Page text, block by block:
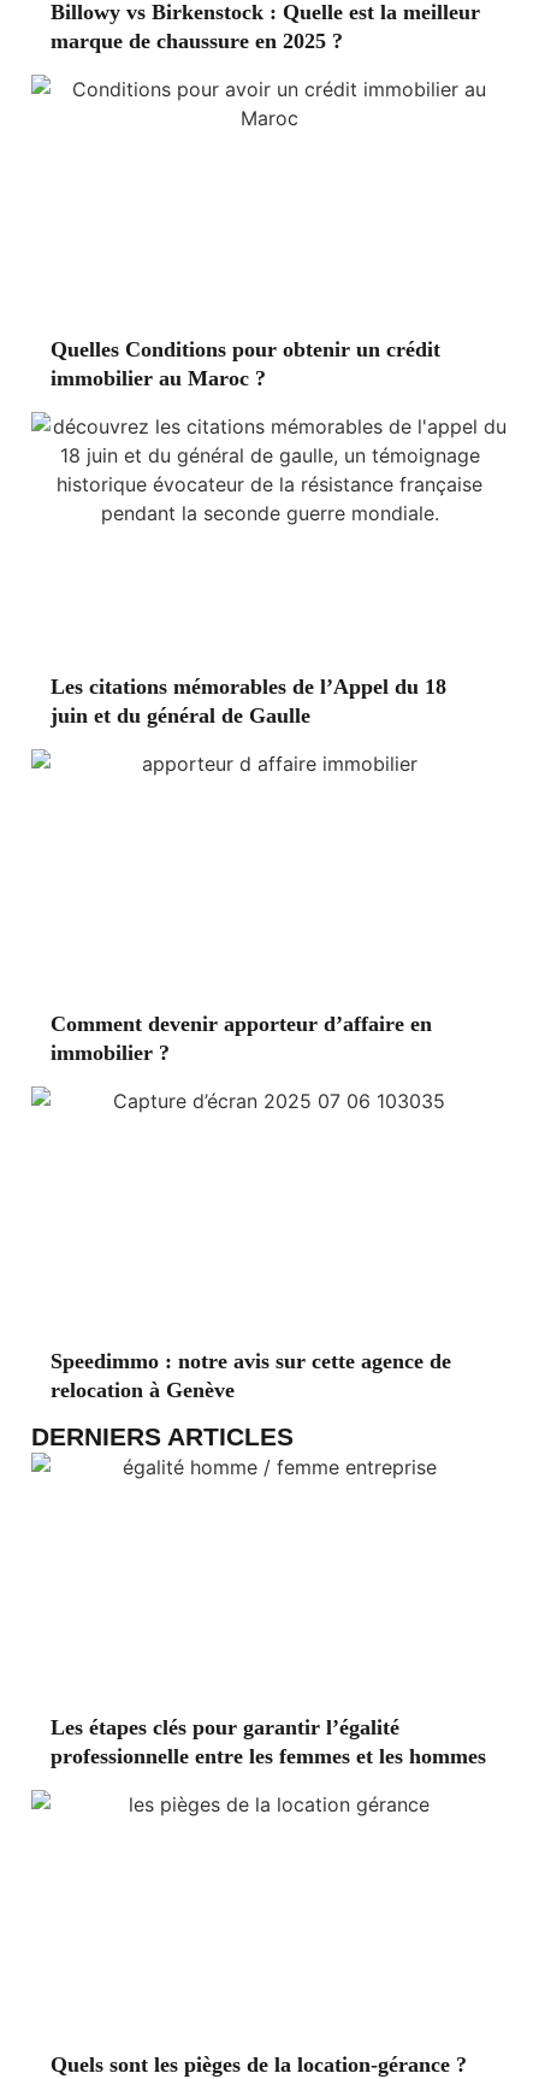
Billowy vs Birkenstock : Quelle est la meilleur
marque de chaussure en 2025 ?
Quelles Conditions pour obtenir un crédit
immobilier au Maroc ?
Les citations mémorables de l’Appel du 18
juin et du général de Gaulle
Comment devenir apporteur d’affaire en
immobilier ?
Speedimmo : notre avis sur cette agence de
relocation à Genève
DERNIERS ARTICLES
Les étapes clés pour garantir l’égalité
professionnelle entre les femmes et les hommes
Quels sont les pièges de la location-gérance ?